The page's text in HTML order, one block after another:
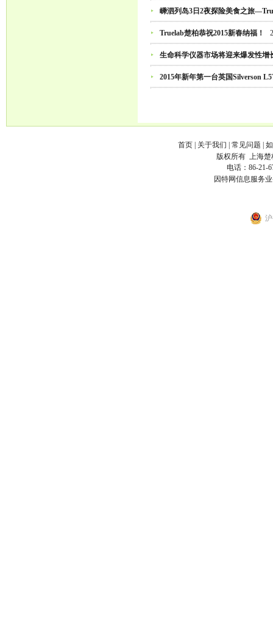
嵊泗列岛3日2夜探险美食之旅
Truelab楚柏恭祝2015新春纳福！
生命科学仪器市场将迎来爆发性增
2015年新年第一台英国Silverson
首页 关于我们 常见问题
版权所有 上海
电话：86-21-
因特网信息服务